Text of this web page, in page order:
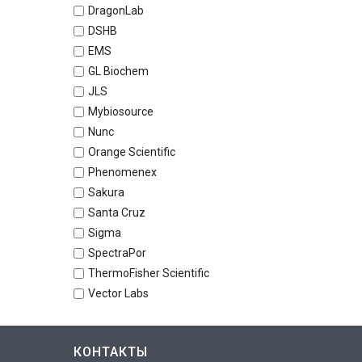
DragonLab
DSHB
EMS
GL Biochem
JLS
Mybiosource
Nunc
Orange Scientific
Phenomenex
Sakura
Santa Cruz
Sigma
SpectraPor
ThermoFisher Scientific
Vector Labs
КОНТАКТЫ